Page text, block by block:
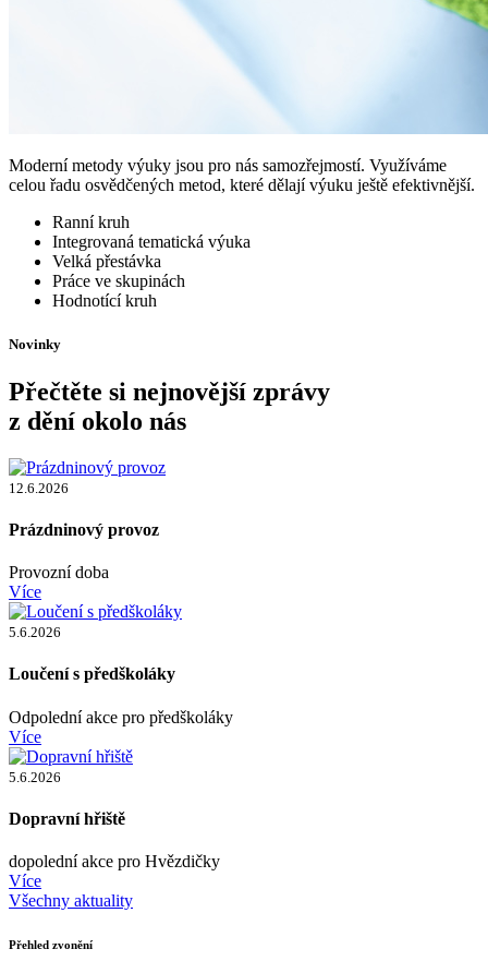
Moderní metody výuky jsou pro nás samozřejmostí. Využíváme
celou řadu osvědčených metod, které dělají výuku ještě efektivnější.
Ranní kruh
Integrovaná tematická výuka
Velká přestávka
Práce ve skupinách
Hodnotící kruh
Novinky
Přečtěte si nejnovější zprávy
z dění okolo nás
12.6.2026
Prázdninový provoz
Provozní doba
Více
5.6.2026
Loučení s předškoláky
Odpolední akce pro předškoláky
Více
5.6.2026
Dopravní hřiště
dopolední akce pro Hvězdičky
Více
Všechny aktuality
Přehled zvonění